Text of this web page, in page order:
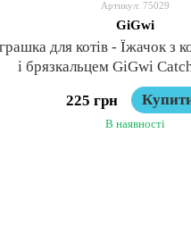
Артикул: 75029
GiGwi
для котів - Їжачок з
і брязкальцем GiGwi
225 грн
В наявності